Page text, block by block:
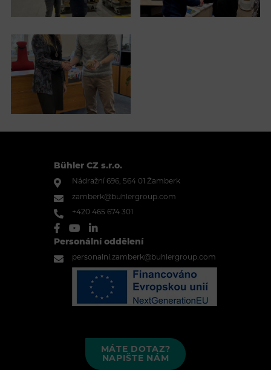
Bühler CZ s.r.o.
Nádražní 696, 564 01 Žamberk
zamberk@buhlergroup.com
+420 465 674 301
Personální oddělení
personalni.zamberk@buhlergroup.com
MÁTE DOTAZ?
NAPIŠTE NÁM